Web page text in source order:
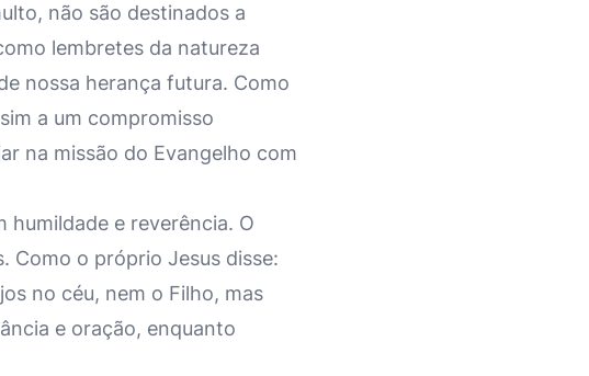
não são destinados a
lembretes da natureza
nossa herança futura. Como
a um compromisso
na missão do Evangelho com
humildade e reverência. O
Como o próprio Jesus disse:
no céu, nem o Filho, mas
e oração, enquanto